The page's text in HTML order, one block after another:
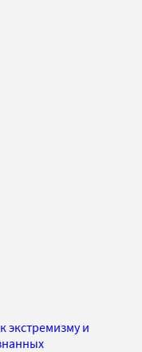
экстремизму и